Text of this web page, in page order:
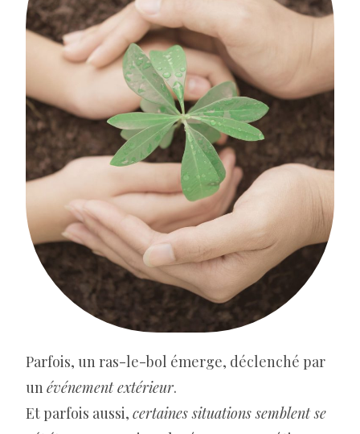
Parfois, un ras-le-bol émerge, déclenché par
unévénement extérieur.
Et parfois aussi,certaines situations semblent se